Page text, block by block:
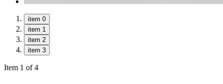
item 0
item 1
item 2
item 3
Item 1 of 4